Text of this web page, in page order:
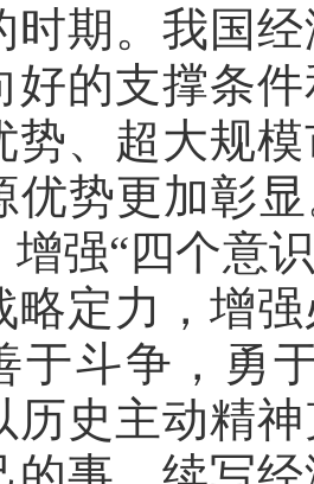
时期。我国
好的支撑条
势、超大规
优势更加彰
增强“四个意
略定力，增
于斗争，勇
历史主动精